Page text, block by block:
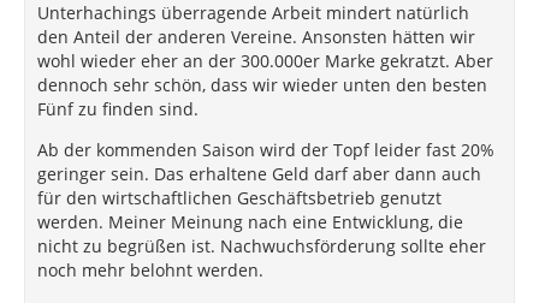
Unterhachings überragende Arbeit mindert natürlich
den Anteil der anderen Vereine. Ansonsten hätten wir
wohl wieder eher an der 300.000er Marke gekratzt. Aber
dennoch sehr schön, dass wir wieder unten den besten
Fünf zu finden sind.
Ab der kommenden Saison wird der Topf leider fast 20%
geringer sein. Das erhaltene Geld darf aber dann auch
für den wirtschaftlichen Geschäftsbetrieb genutzt
werden. Meiner Meinung nach eine Entwicklung, die
nicht zu begrüßen ist. Nachwuchsförderung sollte eher
noch mehr belohnt werden.